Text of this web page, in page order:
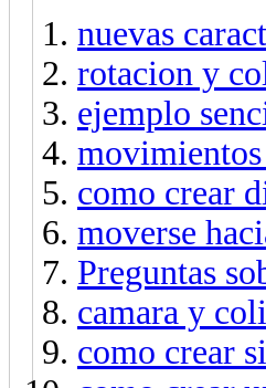
nuevas
rotacion y
ejemplo
movimientos
como crear
moverse
Preguntas
camara y
como crear